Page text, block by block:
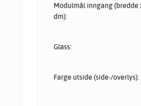
Modulmål inngang (bredde
dm):
Glass:
Farge utside (side-/overlys):